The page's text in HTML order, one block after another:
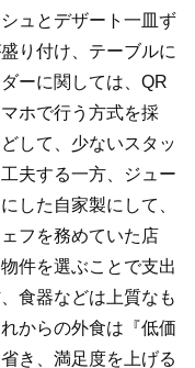
ュとデザート一皿ず
り付け、テーブルに
ーに関しては、QR
ホで行う方式を採
して、少ないスタッ
夫する一方、ジュー
した自家製にして、
フを務めていた店
件を選ぶことで支出
食器などは上質なも
からの外食は『低価
き、満足度を上げる